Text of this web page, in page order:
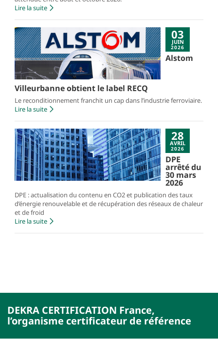
Lire la suite
03
JUIN
2026
Alstom
Villeurbanne obtient le label RECQ
Le reconditionnement franchit un cap dans l’industrie ferroviaire.
Lire la suite
28
AVRIL
2026
DPE
arrêté du
30 mars
2026
DPE : actualisation du contenu en CO2 et publication des taux
d’énergie renouvelable et de récupération des réseaux de chaleur
et de froid
Lire la suite
DEKRA CERTIFICATION France,
l’organisme certificateur de référence